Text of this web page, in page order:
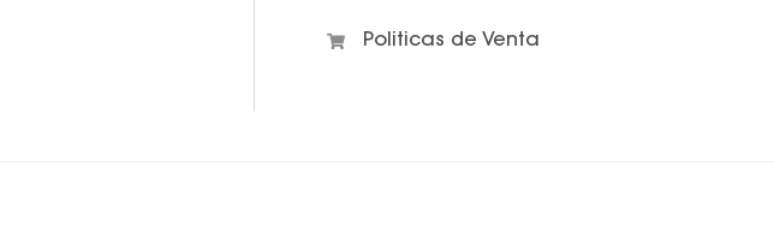
Politicas de Venta